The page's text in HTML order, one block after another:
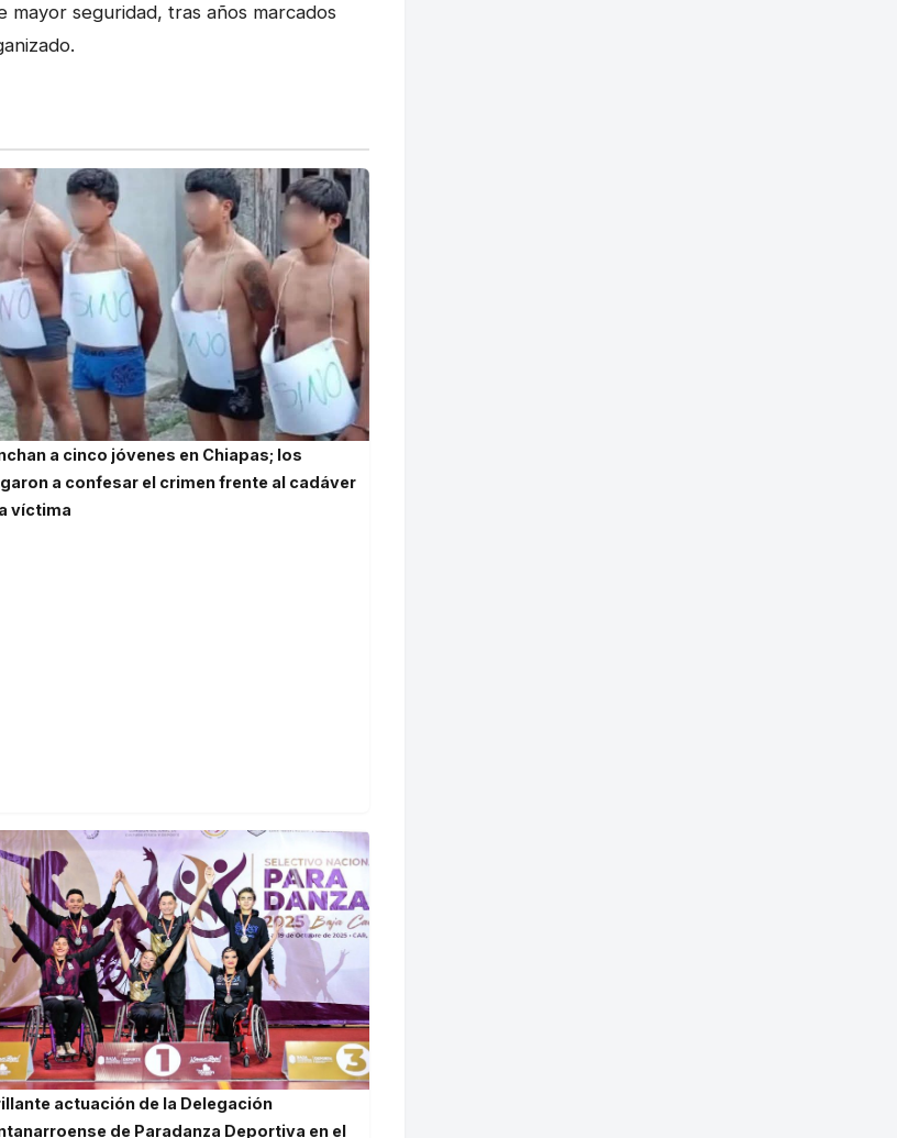
mayor seguridad, tras años marcados
a cinco jóvenes en Chiapas; los
a confesar el crimen frente al cadáver
víctima
actuación de la Delegación
de Paradanza Deportiva en el